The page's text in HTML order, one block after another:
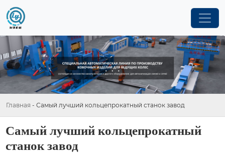
Главная - Самый лучший кольцепрокатный станок завод
Самый лучший кольцепрокатный
станок завод